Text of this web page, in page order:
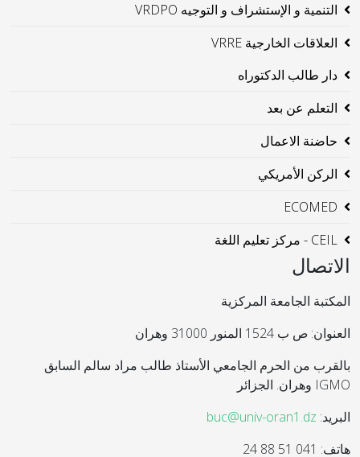
التنمية و الإستشراف و التوجيه VRDPO
العلاقات الخارجية VRRE
دار طالب الدكتوراه
التعلم عن بعد
حاضنة الاعمال
الركن الأمريكي
ECOMED
CEIL - مركز تعليم اللغة
الاتصال
المكتبة الجامعة المركزية
العنوان: ص ب 1524 المنور 31000 وهران
بالقرب من الحرم الجامعي الأستاذ طالب مراد سالم السابق
IGMO وهران. الجزائر
البريد: buc@univ-oran1.dz
هاتف: 041 51 88 24